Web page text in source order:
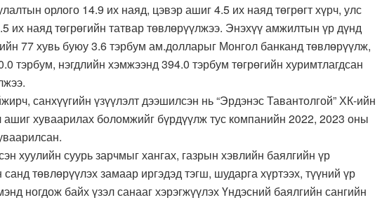
орлого 14.9 их наяд, цэвэр ашиг 4.5 их наяд төгрөгт хүрч, улс
их наяд төгрөгийн татвар төвлөрүүлжээ. Энэхүү амжилтын үр дүнд
77 хувь буюу 3.6 тэрбум ам.долларыг Монгол банканд төвлөрүүлж,
тэрбум, нэгдлийн хэмжээнд 394.0 тэрбум төгрөгийн хуримтлагдсан
санхүүгийн үзүүлэлт дээшилсэн нь “Эрдэнэс Тавантолгой” ХК-ийн
ашиг хуваарилах боломжийг бүрдүүлж тус компанийн 2022, 2023 оны
хуулийн суурь зарчмыг хангах, газрын хэвлийн баялгийн үр
төвлөрүүлэх замаар иргэдэд тэгш, шударга хүртээх, түүний үр
ногдож байх үзэл санааг хэрэгжүүлэх Үндэсний баялгийн сангийн